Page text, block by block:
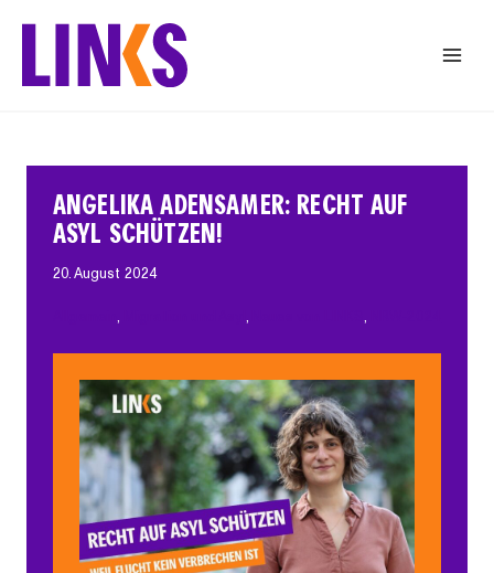
ANGELIKA ADENSAMER: RECHT AUF
ASYL SCHÜTZEN!
20. August 2024
Allgemein, , Neues von LINKS,